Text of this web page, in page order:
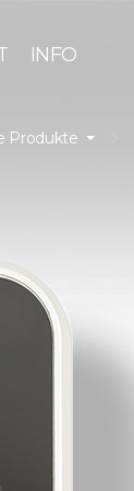
INFO
Produkte